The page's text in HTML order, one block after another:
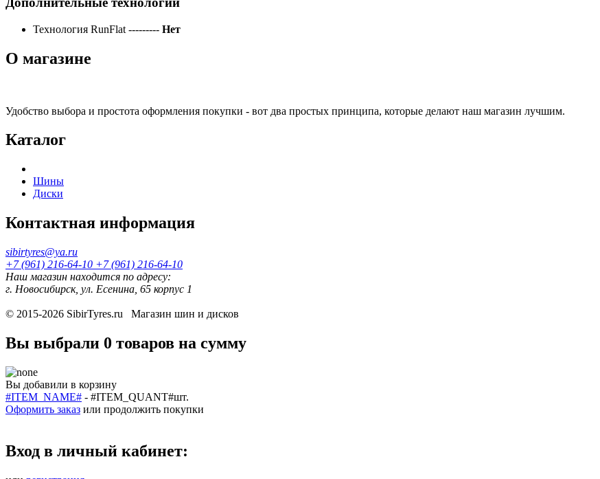
Технология RunFlat --------- Нет
О магазине
Удобство выбора и простота оформления покупки - вот два простых принципа, которые делают наш магазин лучшим.
Каталог
Шины
Диски
Контактная информация
sibirtyres@ya.ru
+7 (961) 216-64-10 +7 (961) 216-64-10
Наш магазин находится по адресу:
г. Новосибирск, ул. Есенина, 65 корпус 1
© 2015-2026 SibirTyres.ru Магазин шин и дисков
Вы выбрали 0 товаров на сумму
Вы добавили в корзину
#ITEM_NAME# - #ITEM_QUANT#шт.
Оформить заказ или продолжить покупки
Вход в личный кабинет: